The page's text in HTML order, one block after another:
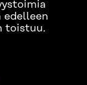
edelleen
toistuu.